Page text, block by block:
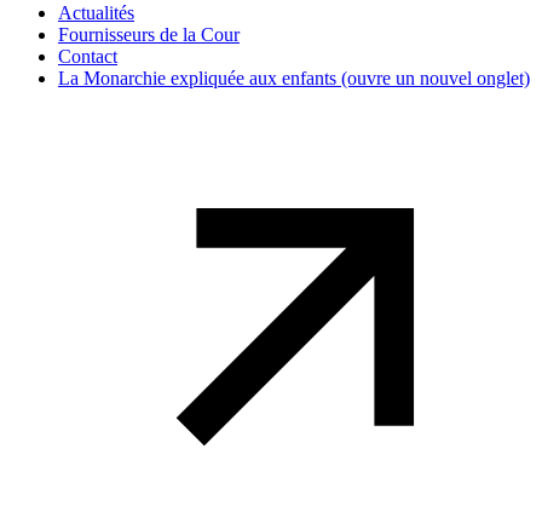
Actualités
Fournisseurs de la Cour
Contact
La Monarchie expliquée aux enfants (ouvre un nouvel onglet)